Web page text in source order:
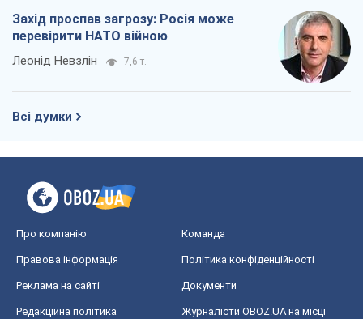
Захід проспав загрозу: Росія може
перевірити НАТО війною
Леонід Невзлін 7,6 т.
Всі думки
Про компанію Команда
Правова інформація Політика конфіденційності
Реклама на сайті Документи
Редакційна політика
Журналісти OBOZ.UA на місці